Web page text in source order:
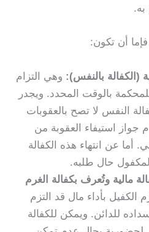
به.
أن تكون:
(الكفالة بالنفس): وهي التزام
بالوقت المحدد. ويجدر
النفس لا تصح بالعقوبات
جواز استيفاء العقوبة من
أما عن انتهاء هذه الكفالة
حال طلبه.
مالية وتُعرف بكفالة الغرم
الكفيل بأداء مال قد التزم
للدائن. ويمكن للكفالة